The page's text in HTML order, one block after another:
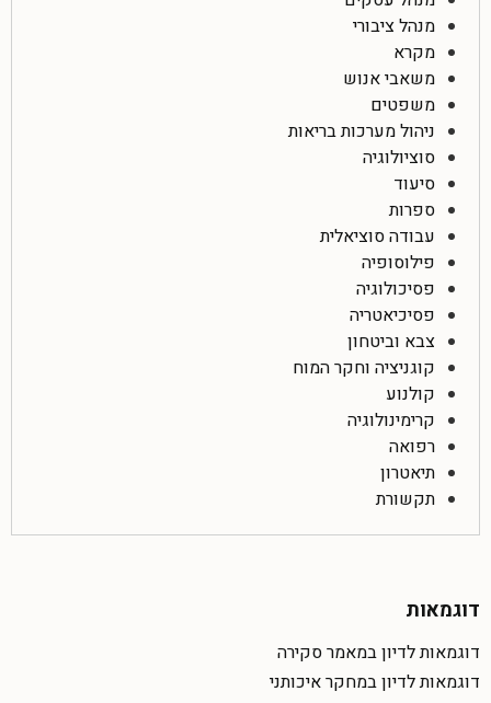
מנהל ציבורי
מקרא
משאבי אנוש
משפטים
ניהול מערכות בריאות
סוציולוגיה
סיעוד
ספרות
עבודה סוציאלית
פילוסופיה
פסיכולוגיה
פסיכיאטריה
צבא וביטחון
קוגניציה וחקר המוח
קולנוע
קרימינולוגיה
רפואה
תיאטרון
תקשורת
דוגמאות
דוגמאות לדיון במאמר סקירה
דוגמאות לדיון במחקר איכותני